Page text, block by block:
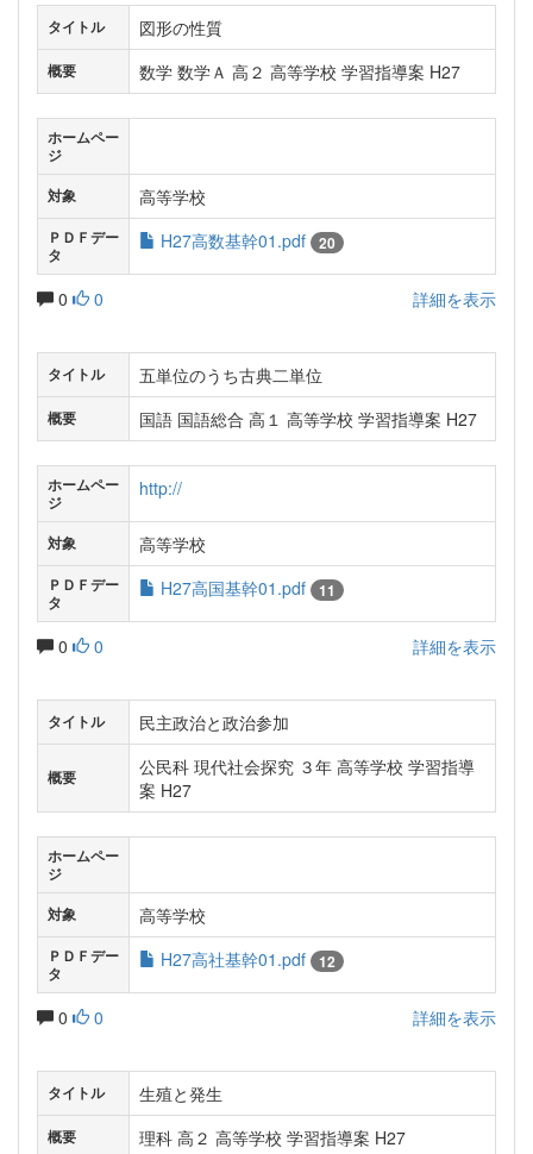
タイトル 図形の性質
概要 数学 数学Ａ 高２ 高等学校 学習指導案 H27
ホームペー
ジ
対象
高等学校
ＰＤＦデー
タ
H27高数基幹01.pdf 20
0 0 詳細を表示
タイトル 五単位のうち古典二単位
概要 国語 国語総合 高１ 高等学校 学習指導案 H27
ホームペー
ジ
http://
対象 高等学校
ＰＤＦデー
タ
H27高国基幹01.pdf 11
0 0 詳細を表示
タイトル 民主政治と政治参加
概要
公民科 現代社会探究 ３年 高等学校 学習指導
案 H27
ホームペー
ジ
対象
高等学校
ＰＤＦデー
タ
H27高社基幹01.pdf 12
0 0 詳細を表示
タイトル 生殖と発生
概要 理科 高２ 高等学校 学習指導案 H27